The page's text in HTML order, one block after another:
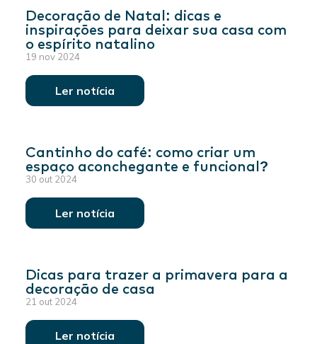
Decoração de Natal: dicas e
inspirações para deixar sua casa com
o espírito natalino
19 nov 2024
Ler notícia
Cantinho do café: como criar um
espaço aconchegante e funcional?
30 out 2024
Ler notícia
Dicas para trazer a primavera para a
decoração de casa
21 out 2024
Ler notícia